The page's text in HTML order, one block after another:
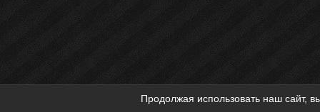
Продолжая использовать наш сайт,